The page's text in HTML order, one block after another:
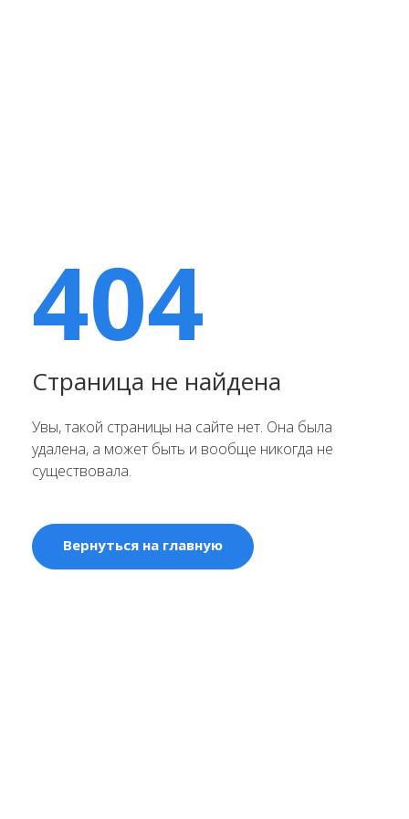
404
Страница не найдена
Увы, такой страницы на сайте нет. Она была
удалена, а может быть и вообще никогда не
существовала.
Вернуться на главную